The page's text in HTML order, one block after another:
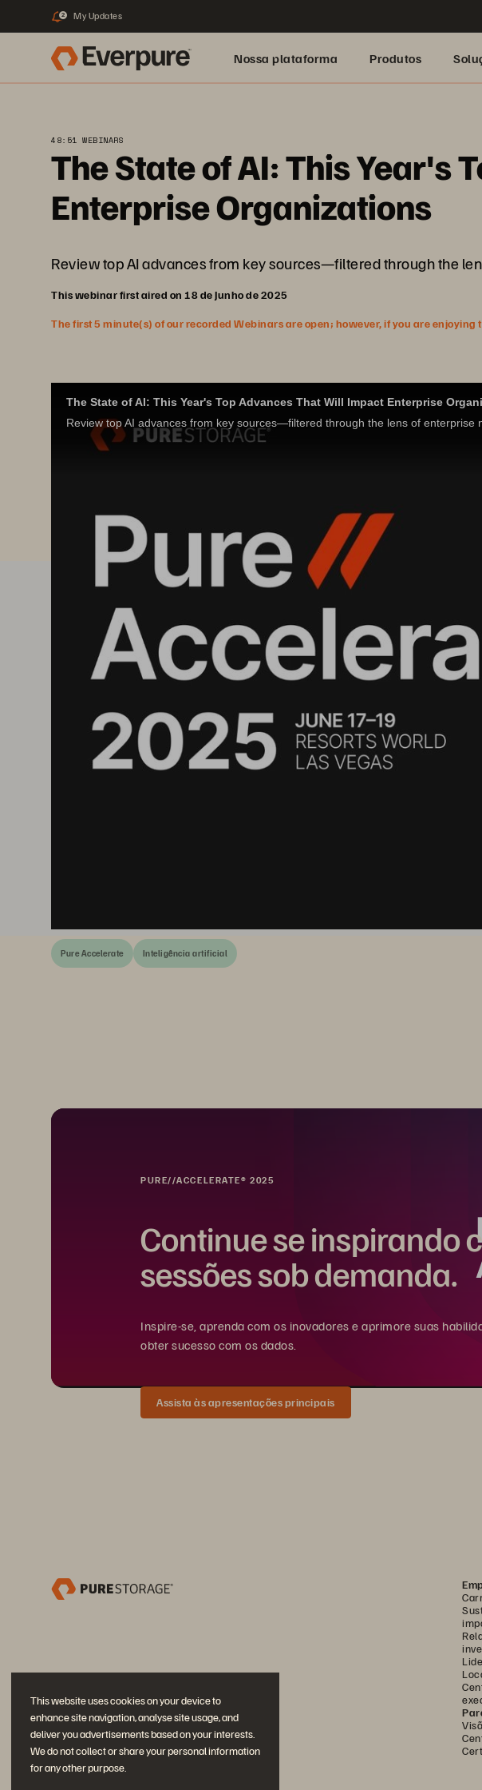
This website uses cookies on your device to
enhance site navigation, analyse site usage, and
deliver you advertisements based on your interests.
We do not collect or share your personal information
for any other purpose.
2 My Updates
Nossa plataforma Produtos
48:51 WEBINARS
The State of AI: This Year's
Enterprise Organizations
Review top AI advances from key sources—filtered through the
This webinar first aired on 18 de Junho de 2025
The first 5 minute(s) of our recorded Webinars are open; however, if you are
The State of AI: This Year's Top Advances That Will Impact Enterprise
Review top AI advances from key sources—filtered through the lens of enterprise
Pure Accelerate Inteligência artificial
PURE//ACCELERATE® 2025
Continue se inspirando
sessões sob demanda.
Inspire-se, aprenda com os inovadores e aprimore suas
obter sucesso com os dados.
Assista às apresentações principais